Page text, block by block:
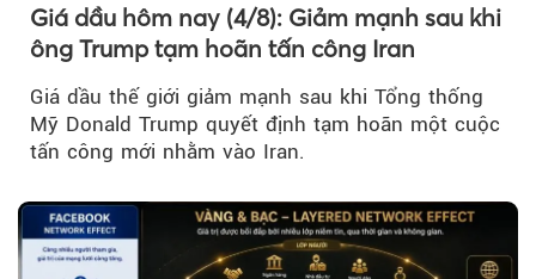
Giá dầu hôm nay (4/8): Giảm mạnh sau khi
ông Trump tạm hoãn tấn công Iran
Giá dầu thế giới giảm mạnh sau khi Tổng thống
Mỹ Donald Trump quyết định tạm hoãn một cuộc
tấn công mới nhằm vào Iran.